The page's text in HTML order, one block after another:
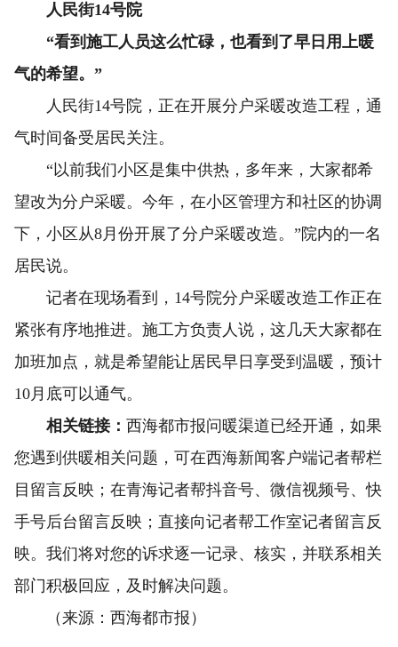
人民街14号院
“看到施工人员这么忙碌，也看到了早日用上暖
气的希望。”
人民街14号院，正在开展分户采暖改造工程，通
气时间备受居民关注。
“以前我们小区是集中供热，多年来，大家都希
望改为分户采暖。今年，在小区管理方和社区的协调
下，小区从8月份开展了分户采暖改造。”院内的一名
居民说。
记者在现场看到，14号院分户采暖改造工作正在
紧张有序地推进。施工方负责人说，这几天大家都在
加班加点，就是希望能让居民早日享受到温暖，预计
10月底可以通气。
相关链接： 西海都市报问暖渠道已经开通，如果
您遇到供暖相关问题，可在西海新闻客户端记者帮栏
目留言反映；在青海记者帮抖音号、微信视频号、快
手号后台留言反映；直接向记者帮工作室记者留言反
映。我们将对您的诉求逐一记录、核实，并联系相关
部门积极回应，及时解决问题。
（来源：西海都市报）